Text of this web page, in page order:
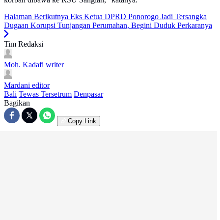
Halaman Berikutnya Eks Ketua DPRD Ponorogo Jadi Tersangka
Dugaan Korupsi Tunjangan Perumahan, Begini Duduk Perkaranya
Tim Redaksi
Moh. Kadafi writer
Mardani editor
Bali Tewas Tersetrum Denpasar
Bagikan
Copy Link